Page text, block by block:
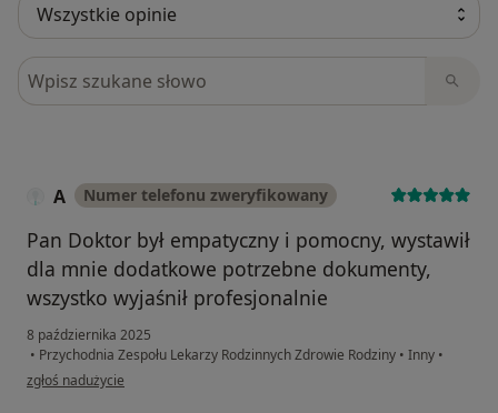
Szukaj w opiniach
A Numer telefonu zweryfikowany
Pan Doktor był empatyczny i pomocny, wystawił
dla mnie dodatkowe potrzebne dokumenty,
wszystko wyjaśnił profesjonalnie
8 października 2025
• Przychodnia Zespołu Lekarzy Rodzinnych Zdrowie Rodziny • Inny •
w opinii użytkownika A
zgłoś nadużycie